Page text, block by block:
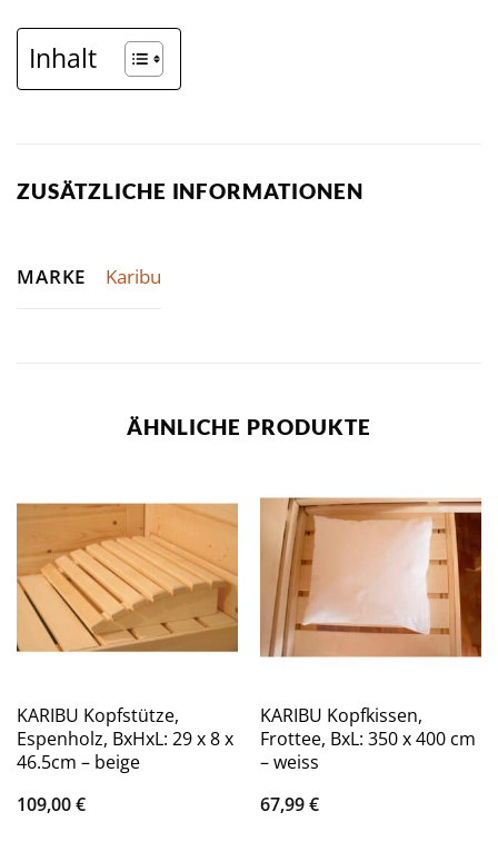
Inhalt
ZUSÄTZLICHE INFORMATIONEN
MARKE Karibu
ÄHNLICHE PRODUKTE
KARIBU Kopfstütze,
Espenholz, BxHxL: 29 x 8 x
46.5cm – beige
109,00€
KARIBU Kopfkissen,
Frottee, BxL: 350 x 400 cm
– weiss
67,99€